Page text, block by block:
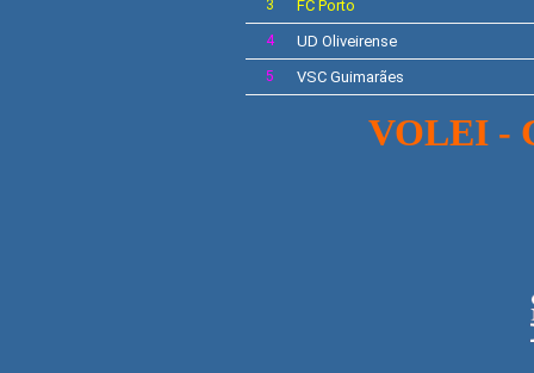
3 FC Porto
4 UD Oliveirense
5 VSC Guimarães
VOLEI -